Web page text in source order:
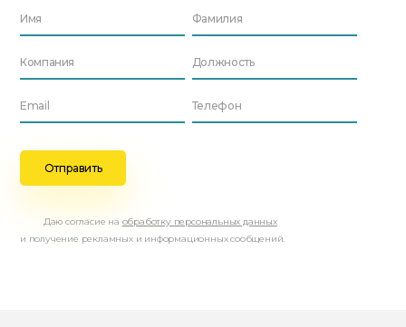
Даю согласие на обработку персональных данных
и получение рекламных и информационных сообщений.